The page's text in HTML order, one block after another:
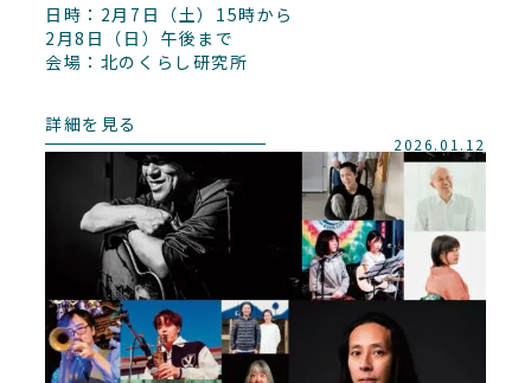
日時：2月7日（土）15時から
2月8日（日）午後まで
会場：北のくらし研究所
詳細を見る
2026.01.12